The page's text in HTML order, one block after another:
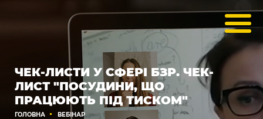
ЧЕК-ЛИСТИ У СФЕРІ БЗР. ЧЕК-
ЛИСТ "ПОСУДИНИ, ЩО
ПРАЦЮЮТЬ ПІД ТИСКОМ"
ГОЛОВНА
ВЕБІНАР